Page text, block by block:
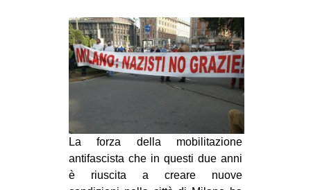
SPORT POPOLARE
MOVIMENTI
AMBIENTE
ANTIFASCISMO
GENERI
MIGRAZIONI
La forza della mobilitazione
antifascista che in questi due anni
è riuscita a creare nuove